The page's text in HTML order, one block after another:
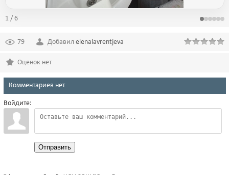
1 / 6
79 Добавил elenalavrentjeva
Оценок нет
Комментариев нет
Войдите:
Отправить